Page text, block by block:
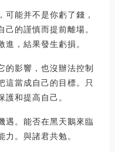
能并不是你虧了錢，
的謹慎而提前離場。
，結果發生虧損。
的影響，也沒辦法控制
這當成自己的目標。只
和提高自己。
遇。能否在黑天鵝來臨
。與諸君共勉。